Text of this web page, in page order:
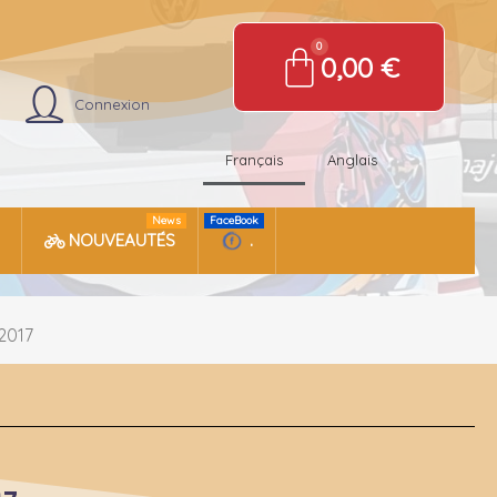
Connexion
0,00 €
Français Anglais
NOUVEAUTÉS
News
.
FaceBook